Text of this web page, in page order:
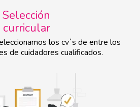
Selección
curricular
los cv´s de entre los
de cuidadores cualificados.